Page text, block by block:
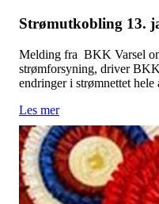
Strømutkobling 13.
Melding fra BKK Varsel
strømforsyning, driver
endringer i strømnettet
Les mer